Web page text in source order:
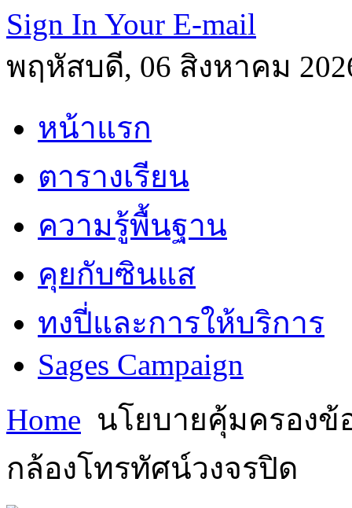
Sign In Your E-mail
พฤหัสบดี, 06 สิงหาคม
หน้าแรก
ตารางเรียน
ความรู้พื้นฐาน
คุยกับซินแส
ทงปี่และการให้บริการ
Sages Campaign
Home นโยบายคุ้มครองข้
กล้องโทรทัศน์วงจรปิด